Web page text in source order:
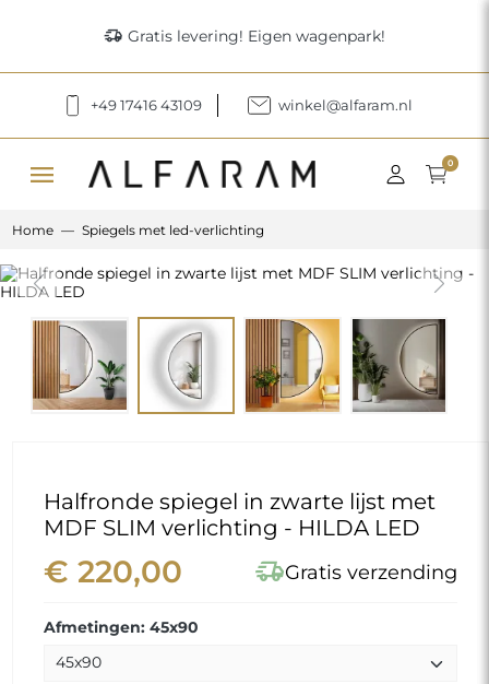
delivery_truck_speed Gratis levering! Eigen wagenpark!
+49 17416 43109 winkel@alfaram.nl
menu 0
Home Spiegels met led-verlichting
Previous Next
Halfronde spiegel in zwarte lijst met
MDF SLIM verlichting - HILDA LED
€ 220,00 delivery_truck_speedGratis verzending
Afmetingen: 45x90